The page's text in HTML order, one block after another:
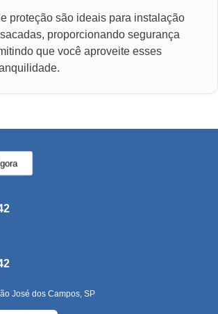
proteção são ideais para instalação
proporcionando segurança
que você aproveite esses
José dos Campos, SP